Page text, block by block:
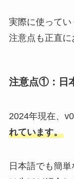
実際に使って
注意点も正直に
注意点①：日
2024年現在、
れています。
日本語でも簡